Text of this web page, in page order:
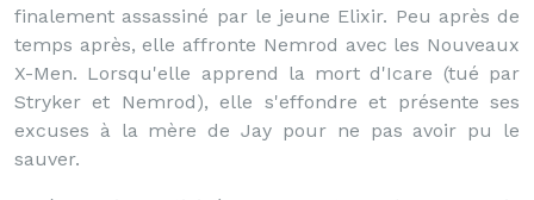
finalement assassiné par le jeune Elixir. Peu après de
temps après, elle affronte Nemrod avec les Nouveaux
X-Men. Lorsqu'elle apprend la mort d'Icare (tué par
Stryker et Nemrod), elle s'effondre et présente ses
excuses à la mère de Jay pour ne pas avoir pu le
sauver.